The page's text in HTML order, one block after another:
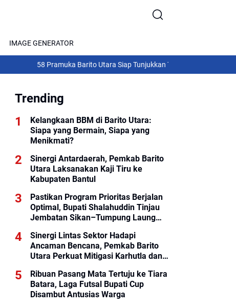
IMAGE GENERATOR
58 Pramuka Barito Utara Siap Tunjukkan Taring di Jamnas XII 2026
Trending
Kelangkaan BBM di Barito Utara:
Siapa yang Bermain, Siapa yang
Menikmati?
Sinergi Antardaerah, Pemkab Barito
Utara Laksanakan Kaji Tiru ke
Kabupaten Bantul
Pastikan Program Prioritas Berjalan
Optimal, Bupati Shalahuddin Tinjau
Jembatan Sikan–Tumpung Laung
Sinergi Lintas Sektor Hadapi
Ancaman Bencana, Pemkab Barito
Utara Perkuat Mitigasi Karhutla dan
Ribuan Pasang Mata Tertuju ke Tiara
Batara, Laga Futsal Bupati Cup
Disambut Antusias Warga